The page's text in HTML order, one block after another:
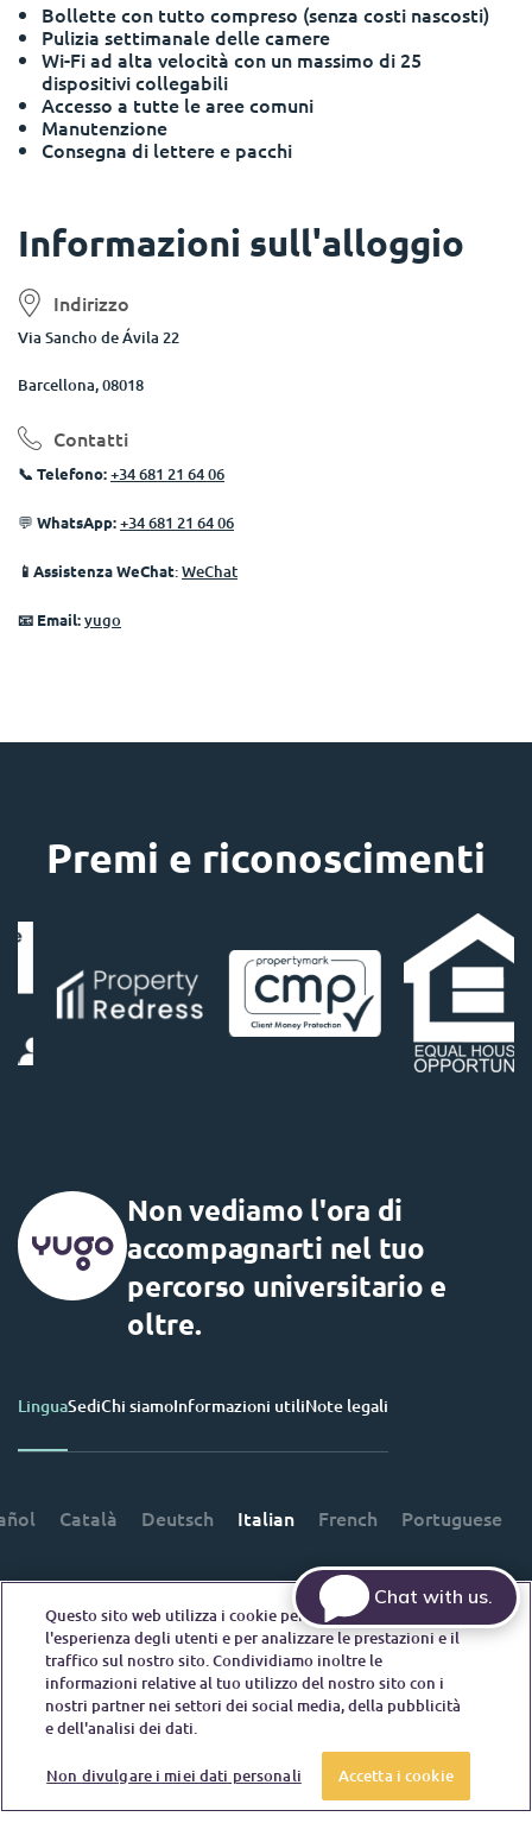
Informazioni sull'alloggio
Indirizzo
Via Sancho de Ávila 22
Barcellona, 08018
Contatti
📞 Telefono:+34 681 21 64 06
💬 WhatsApp:+34 681 21 64 06
📱Assistenza WeChat:WeChat
📧 Email:yugo
Bollette con tutto compreso (senza costi nascosti)
Pulizia settimanale delle camere
Wi-Fi ad alta velocità con un massimo di 25
dispositivi collegabili
Accesso a tutte le aree comuni
Manutenzione
Consegna di lettere e pacchi
Prenota ora
Premi e riconoscimenti
Non vediamo l'ora di
accompagnarti nel tuo
percorso universitario e
oltre.
LinguaSediChi siamoInformazioni utiliNote legali
Català Deutsch Italian French Portuguese
Contattaci
© 2026. Tutti i diritti riservati.
Laddove in questo sito web compaiano termini che indicano un
Questo sito web utilizza i cookie per migliorare
l'esperienza degli utenti e per analizzare le prestazioni e il
traffico sul nostro sito. Condividiamo inoltre le
informazioni relative al tuo utilizzo del nostro sito con i
nostri partner nei settori dei social media, della pubblicità
e dell'analisi dei dati.
Non divulgare i miei dati personali Accetta i cookie
Chat with us.